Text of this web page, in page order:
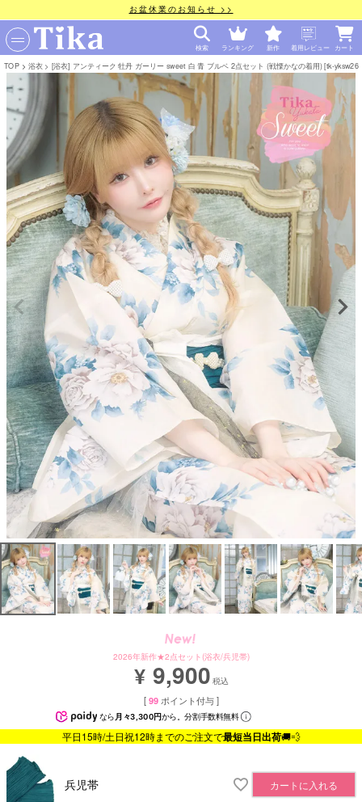
お盆休業のお知らせ >>
検索 ランキング 新作 着用レビュー カート
TOP 浴衣 [浴衣] アンティーク 牡丹 ガーリー sweet 白 青 ブルベ 2点セット (戦慄かなの着用) [tk-
2026年新作★2点セット(浴衣/兵児帯)
¥ 9,900 税込
[ 99 ポイント付与 ]
なら月々3,300円から。分割手数料無料
平日15時/土日祝12時までのご注文で最短当日出荷🚚💨
兵児帯 カートに入れる